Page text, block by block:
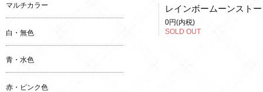
レインボームーンスト
0円(内税)
SOLD OUT
マルチカラー
白・無色
青・水色
赤・ピンク色